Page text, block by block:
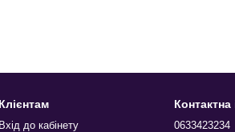
Клієнтам
Вхід до кабінету
0633423234